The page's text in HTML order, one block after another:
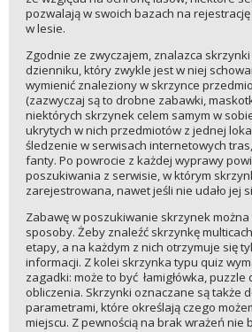
pozwalają w swoich bazach na
w lesie.
Zgodnie ze zwyczajem, znalazca
dzienniku, który zwykle jest w niej
wymienić znaleziony w skrzynce
(zazwyczaj są to drobne zabawki,
niektórych skrzynek celem samym w
ukrytych w nich przedmiotów z jednej
śledzenie w serwisach internetowych
fanty. Po powrocie z każdej wyprawy
poszukiwania z serwisie, w którym
zarejestrowana, nawet jeśli nie udało jej
Zabawę w poszukiwanie skrzynek
sposoby. Żeby znaleźć skrzynkę
etapy, a na każdym z nich otrzymuje się
informacji. Z kolei skrzynka typu quiz
zagadki: może to być łamigłówka, puzzle
obliczenia. Skrzynki oznaczane są także
parametrami, które określają czego
miejscu. Z pewnością na brak wrażeń nie